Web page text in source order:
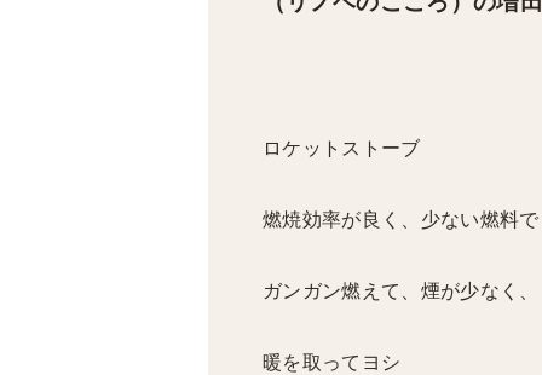
ロケットストーブ
燃焼効率が良く、少ない燃料で
ガンガン燃えて、煙が少なく、
暖を取ってヨシ